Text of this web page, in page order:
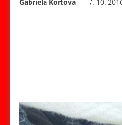
Gabriela Kortová 7. 10.